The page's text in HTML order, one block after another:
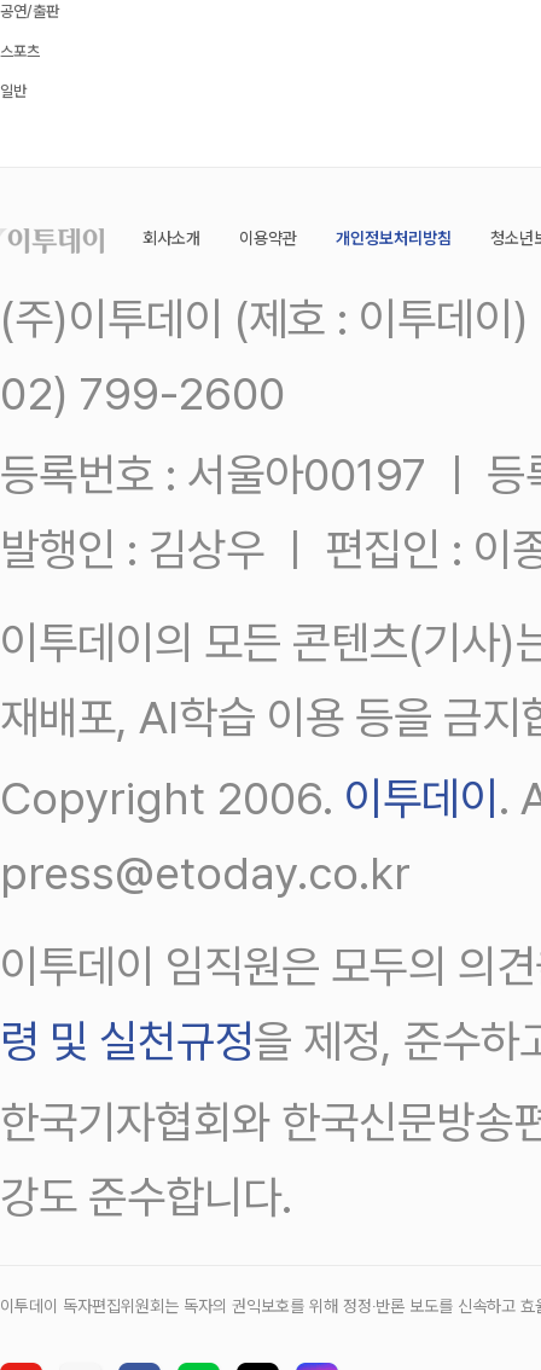
공연/출판
스포츠
일반
회사소개 이용약관 개인정보처리방침 청소년
(주)이투데이 (제호 : 이투데
02) 799-2600
등록번호 : 서울아00197 ㅣ
발행인 : 김상우 ㅣ 편집인 : 이
이투데이의 모든 콘텐츠(기사)
재배포, AI학습 이용 등을 금지
Copyright 2006. 이투데이.
press@etoday.co.kr
이투데이 임직원은 모두의 의
령 및 실천규정을 제정, 준수하
한국기자협회와 한국신문방송
강도 준수합니다.
이투데이 독자편집위원회는 독자의 권익보호를 위해 정정‧반론 보도를 신속하고